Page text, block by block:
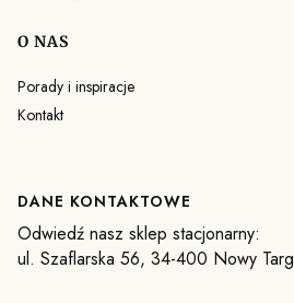
O NAS
Porady i inspiracje
Kontakt
DANE KONTAKTOWE
Odwiedź nasz sklep stacjonarny:
ul. Szaflarska 56, 34-400 Nowy Targ